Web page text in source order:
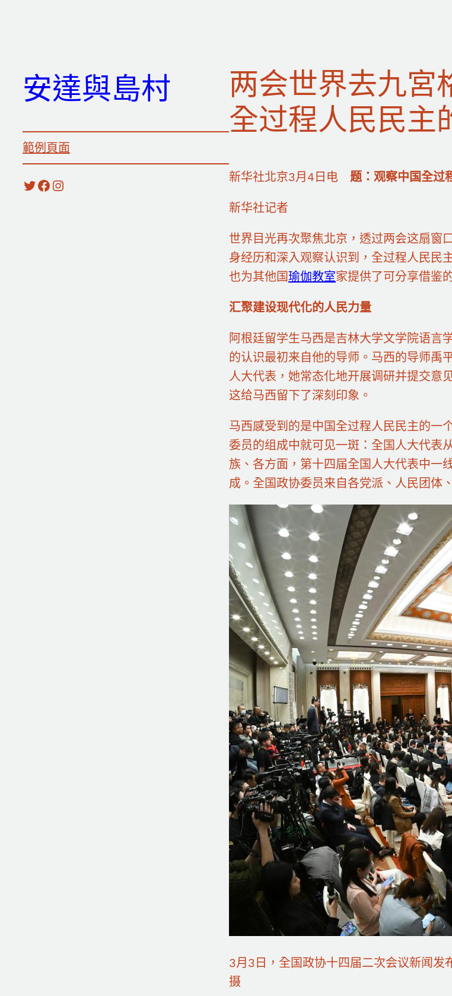
安達與島村
範例頁面
X Facebook Instagram
两会世界去九宮
全过程人民民主
新华社北京3月4日电 题：观察中国全过
新华社记者
世界目光再次聚焦北京，透过两会这扇窗
身经历和深入观察认识到，全过程人民民
也为其他国瑜伽教室家提供了可分享借鉴
汇聚建设现代化的人民力量
阿根廷留学生马西是吉林大学文学院语言
的认识最初来自他的导师。马西的导师禹
人大代表，她常态化地开展调研并提交意
这给马西留下了深刻印象。
马西感受到的是中国全过程人民民主的
委员的组成中就可见一斑：全国人大代表
族、各方面，第十四届全国人大代表中一
成。全国政协委员来自各党派、人民团体
3月3日，全国政协十四届二次会议新闻
摄